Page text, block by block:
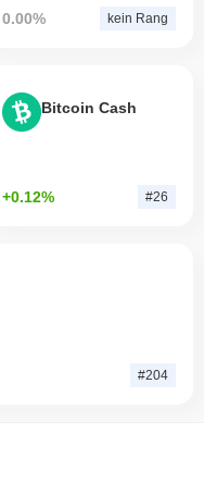
0.00% kein Rang
Bitcoin Cash
+0.12% #26
#204